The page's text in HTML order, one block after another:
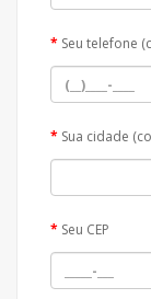
Seu telefone
Sua cidade
Seu CEP